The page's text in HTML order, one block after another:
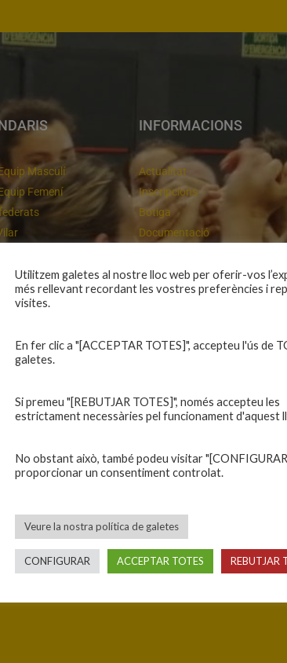
Masculí
Femení
inferiors
casa
INFORMACIONS
Actualitat
Inscripcions
Botiga
Documentació
Intranet
Contacte
Campiones a Salou
Utilitzem galetes al nostre lloc web per oferir-vos
més rellevant recordant les vostres preferències i
visites.
En fer clic a "[ACCEPTAR TOTES]", accepteu l'ús de
galetes.
Si premeu "[REBUTJAR TOTES]", només accepteu les
estrictament necessàries pel funcionament d'aquest
No obstant això, també podeu visitar
proporcionar un consentiment controlat.
Veure la nostra política de galetes
CONFIGURAR ACCEPTAR TOTES REBUTJAR